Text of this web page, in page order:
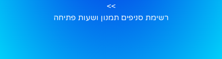
>>
רשימת סניפים תמנון ושעות פתיחה